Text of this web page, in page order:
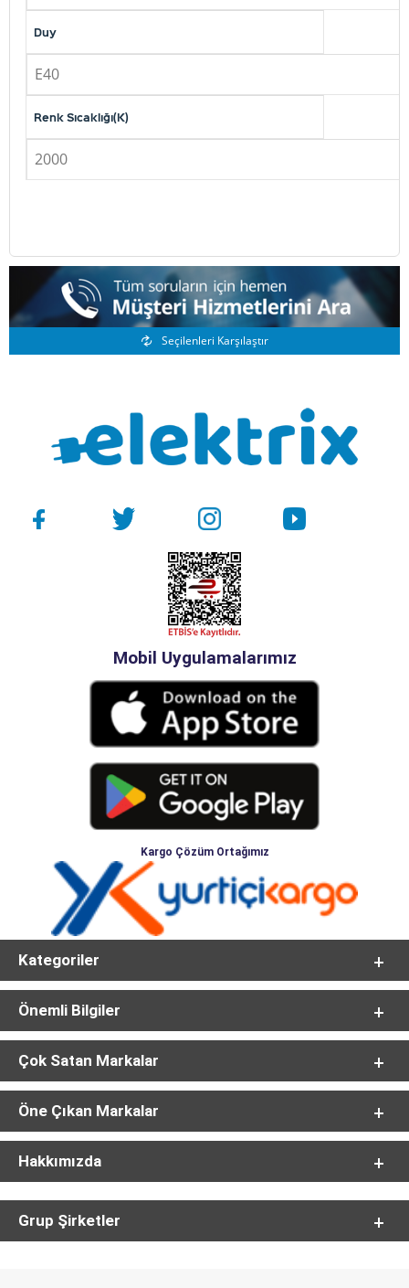
Duy
E40
Renk Sıcaklığı(K)
2000
Benzer Ürünler
Seçilenleri Karşılaştır
Mobil Uygulamalarımız
Kargo Çözüm Ortağımız
Kategoriler
Önemli Bilgiler
Çok Satan Markalar
Öne Çıkan Markalar
Hakkımızda
Grup Şirketler